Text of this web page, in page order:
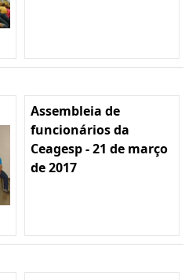
Assembleia de
funcionários da
Ceagesp - 21 de março
de 2017